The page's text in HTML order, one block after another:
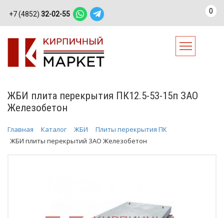
+7 (4852) 32-02-55 0
ЖБИ плита перекрытия ПК12.5-53-15п ЗАО
Железобетон
Главная Каталог ЖБИ
Плиты перекрытия ПК
ЖБИ плиты перекрытий ЗАО Железобетон